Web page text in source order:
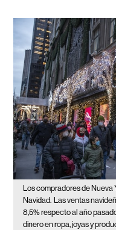
Los compradores de
Navidad. Las ventas
8,5% respecto al año
dinero en ropa, joyas y